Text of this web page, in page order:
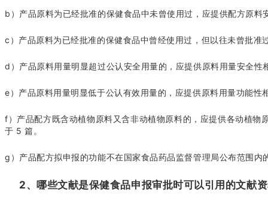
b）产品原料为已经批准的保健食品中未曾使用过，应提供配方原
c）产品原料为已经批准的保健食品中曾经使用过，但以往未曾批
d）产品原料用量明显超过公认安全用量的，应提供原料用量安全
e）产品原料用量明显低于公认有效用量的，应提供原料用量功能
f）产品配方既含动植物原料又含非动植物原料的，应提供各动植
于 5 篇。
g）产品配方拟申报的功能不在国家食品药品监督管理局公布范围
2、哪些文献是保健食品申报审批时可以引用的文献